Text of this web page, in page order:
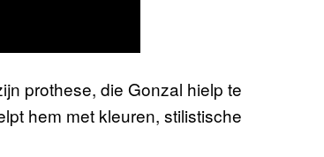
prothese, die Gonzal hielp te
hem met kleuren, stilistische